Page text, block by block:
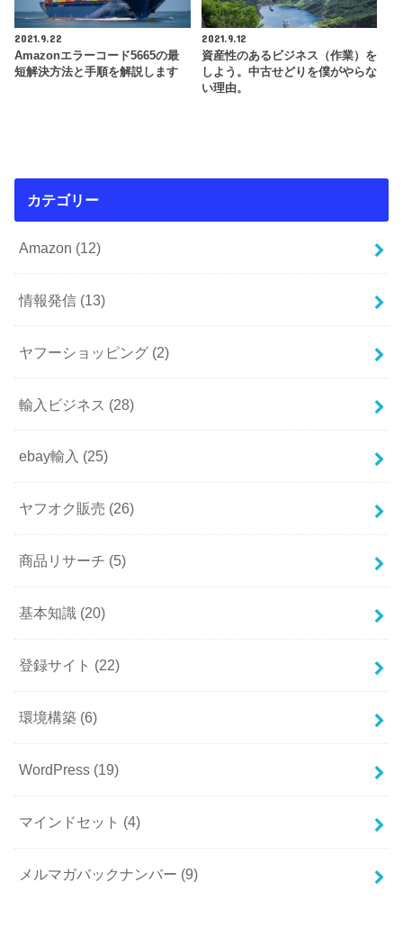
2021.9.22
Amazonエラーコード5665の最
短解決方法と手順を解説します
2021.9.12
資産性のあるビジネス（作業）を
しよう。中古せどりを僕がやらな
い理由。
カテゴリー
Amazon (12)
情報発信 (13)
ヤフーショッピング (2)
輸入ビジネス (28)
ebay輸入 (25)
ヤフオク販売 (26)
商品リサーチ (5)
基本知識 (20)
登録サイト (22)
環境構築 (6)
WordPress (19)
マインドセット (4)
メルマガバックナンバー (9)